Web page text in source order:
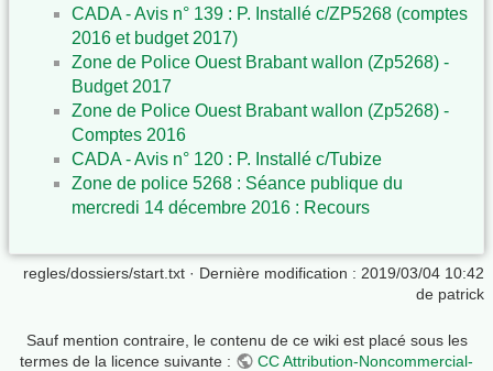
CADA - Avis n° 139 : P. Installé c/ZP5268 (comptes
2016 et budget 2017)
Zone de Police Ouest Brabant wallon (Zp5268) -
Budget 2017
Zone de Police Ouest Brabant wallon (Zp5268) -
Comptes 2016
CADA - Avis n° 120 : P. Installé c/Tubize
Zone de police 5268 : Séance publique du
mercredi 14 décembre 2016 : Recours
regles/dossiers/start.txt · Dernière modification : 2019/03/04 10:42
de patrick
Sauf mention contraire, le contenu de ce wiki est placé sous les
termes de la licence suivante :
CC Attribution-Noncommercial-